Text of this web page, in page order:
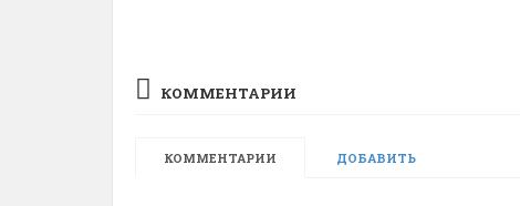
КОММЕНТАРИИ
КОММЕНТАРИИ ДОБАВИТЬ